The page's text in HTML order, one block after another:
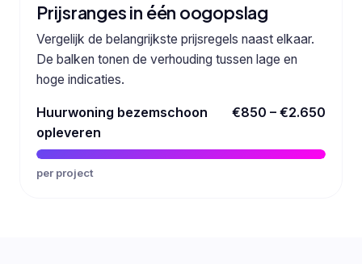
Prijsranges in één oogopslag
Vergelijk de belangrijkste prijsregels naast elkaar.
De balken tonen de verhouding tussen lage en
hoge indicaties.
Huurwoning bezemschoon
opleveren
€850 – €2.650
per project